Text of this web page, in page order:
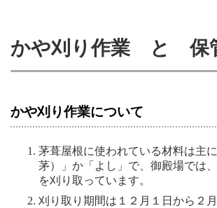
かや刈り作業 と 保
かや刈り作業について
茅葺屋根に使われている材料は主
茅）」か「よし」で、御殿場では
を刈り取っています。
刈り取り期間は１２月１日から２